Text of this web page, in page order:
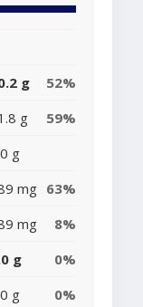
g
52%
g
59%
g
mg 63%
mg
8%
g
0%
g
0%